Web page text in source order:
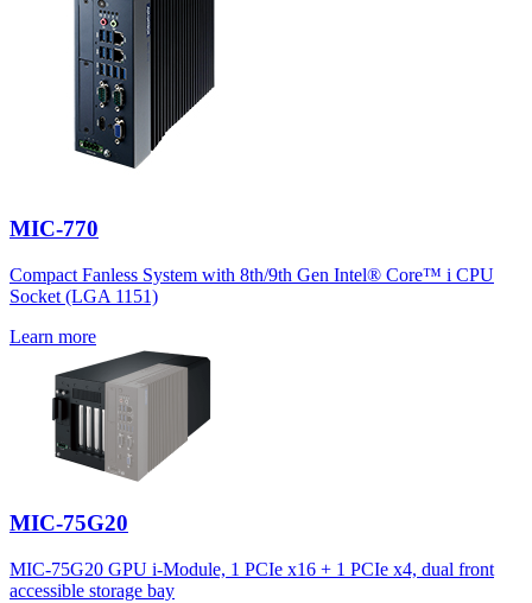
MIC-770
Compact Fanless System with 8th/9th Gen Intel® Core™ i CPU
Socket (LGA 1151)
Learn more
MIC-75G20
MIC-75G20 GPU i-Module, 1 PCIe x16 + 1 PCIe x4, dual front
accessible storage bay